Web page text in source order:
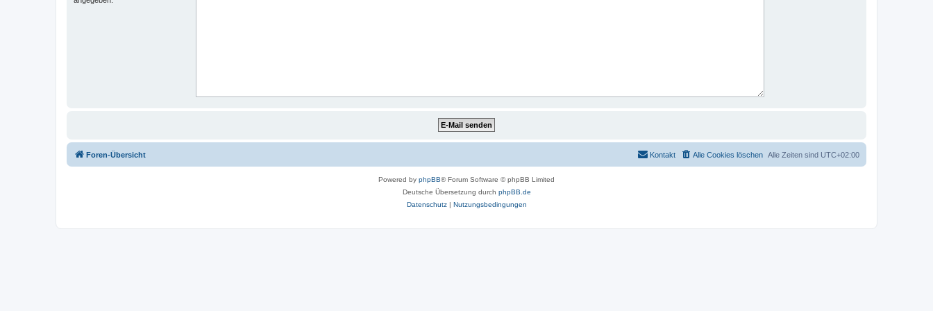
Foren-Übersicht Alle Zeiten sind UTC+02:00
Alle Cookies löschen
Kontakt
Powered by phpBB® Forum Software © phpBB Limited
Deutsche Übersetzung durch phpBB.de
Datenschutz| Nutzungsbedingungen